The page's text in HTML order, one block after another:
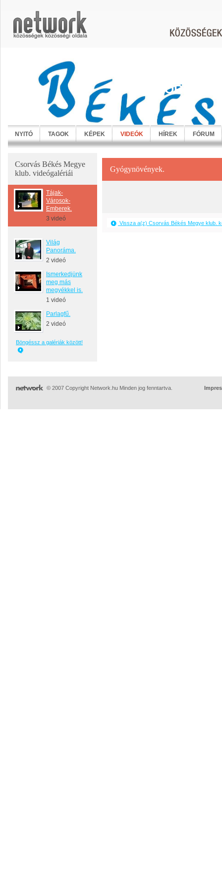
CSORVÁS
NYITÓ TAGOK KÉPEK VIDEÓK HÍREK FÓRUM
Csorvás Békés Megye
klub. videógalériái
Tájak-
Városok-
Emberek.
3 videó
Világ
Panoráma.
2 videó
Ismerkedjünk
meg más
megyékkel is.
1 videó
Parlagfű.
2 videó
Böngéssz a galériák között!
Gyógynövények.
Vissza a(z) Csorvás Békés Megye klub.
© 2007 Copyright Network.hu Minden jog fenntartva.